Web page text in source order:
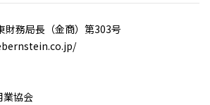
財務局長（金商）第303号
業協会